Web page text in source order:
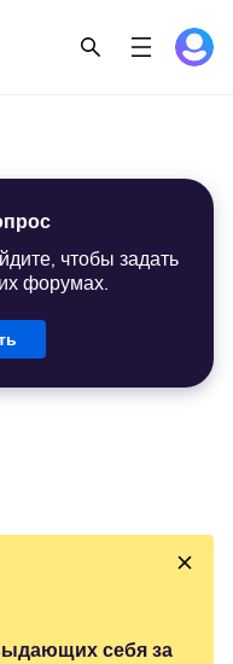
чтобы задать
форумах.
себя за